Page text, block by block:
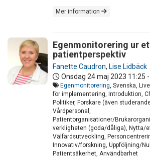
Mer information
Egenmonitorering ur
patientperspektiv
Fanette Caudron, Lise Lidbäck
Onsdag 24 maj 2023 11:25
Egenmonitorering , Svenska,
för implementering, Introduktion,
Politiker, Forskare (även
Vårdpersonal,
Patientorganisationer/
verkligheten (goda/dåliga), Nytta/
Välfärdsutveckling,
Innovativ/forskning, Uppföljning/
Patientsäkerhet, Användbarhet